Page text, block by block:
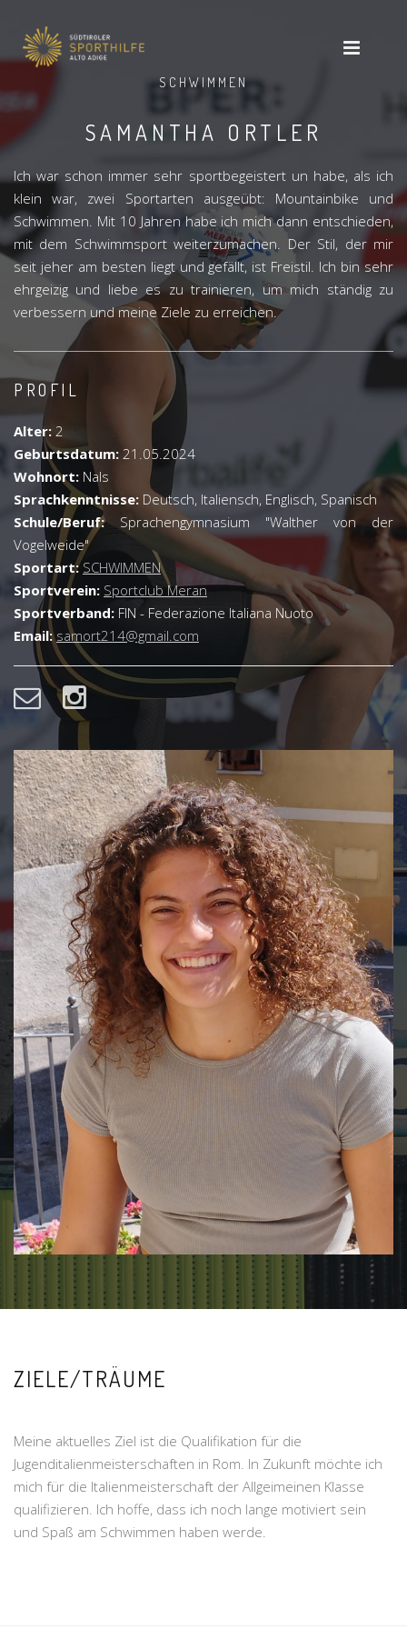
SCHWIMMEN
SAMANTHA ORTLER
Ich war schon immer sehr sportbegeistert un habe, als ich
klein war, zwei Sportarten ausgeübt: Mountainbike und
Schwimmen. Mit 10 Jahren habe ich mich dann entschieden,
mit dem Schwimmsport weiterzumachen. Der Stil, der mir
seit jeher am besten liegt und gefällt, ist Freistil. Ich bin sehr
ehrgeizig und liebe es zu trainieren, um mich ständig zu
verbessern und meine Ziele zu erreichen.
PROFIL
Alter: 2
Geburtsdatum: 21.05.2024
Wohnort: Nals
Sprachkenntnisse: Deutsch, Italiensch, Englisch, Spanisch
Schule/Beruf:Sprachengymnasium "Walther von der
Vogelweide"
Sportart: SCHWIMMEN
Sportverein: Sportclub Meran
Sportverband: FIN - Federazione Italiana Nuoto
Email: samort214@gmail.com
ZIELE/TRÄUME
Meine aktuelles Ziel ist die Qualifikation für die
Jugenditalienmeisterschaften in Rom. In Zukunft möchte ich
mich für die Italienmeisterschaft der Allgeimeinen Klasse
qualifizieren. Ich hoffe, dass ich noch lange motiviert sein
und Spaß am Schwimmen haben werde.